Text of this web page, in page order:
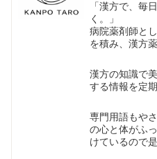
「漢方で、毎
く。」
病院薬剤師と
を積み、漢方
漢方の知識で
する情報を定
専門用語もや
の心と体がふ
けているので